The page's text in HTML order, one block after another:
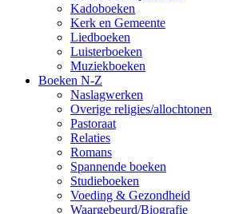
Kadoboeken
Kerk en Gemeente
Liedboeken
Luisterboeken
Muziekboeken
Boeken N-Z
Naslagwerken
Overige religies/allochtonen
Pastoraat
Relaties
Romans
Spannende boeken
Studieboeken
Voeding & Gezondheid
Waargebeurd/Biografie